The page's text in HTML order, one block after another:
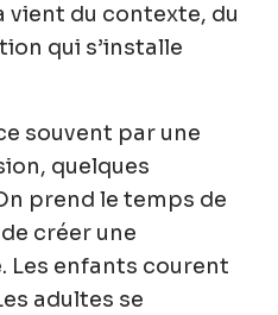
vient du contexte, du
qui s’installe
souvent par une
quelques
prend le temps de
créer une
Les enfants courent
adultes se